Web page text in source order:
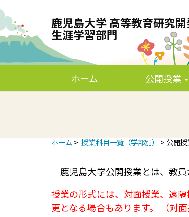
鹿児島大学 高等教育研究
生涯学習部門
r
a
S
n
t
鹿児島大学 高等教育研究開発
ホーム 公開授業
ホーム > 授業科目一覧（学部別） > 公開
鹿児島大学公開授業とは、教員
授業の形式には、対面授業、遠
更となる場合もあります。 （対